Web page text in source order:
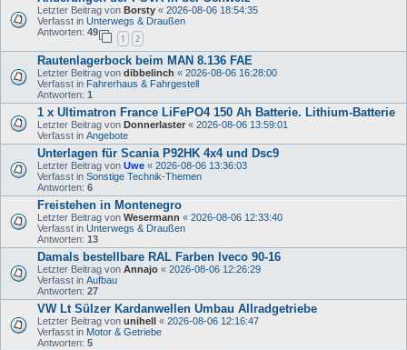
Letzter Beitrag von Borsty « 2026-08-06 18:54:35
Verfasst in Unterwegs & Draußen
Antworten: 49
1 2
Rautenlagerbock beim MAN 8.136 FAE
Letzter Beitrag von dibbelinch « 2026-08-06 16:28:00
Verfasst in Fahrerhaus & Fahrgestell
Antworten: 1
1 x Ultimatron France LiFePO4 150 Ah Batterie. Lithium-Batterie
Letzter Beitrag von Donnerlaster « 2026-08-06 13:59:01
Verfasst in Angebote
Unterlagen für Scania P92HK 4x4 und Dsc9
Letzter Beitrag von Uwe « 2026-08-06 13:36:03
Verfasst in Sonstige Technik-Themen
Antworten: 6
Freistehen in Montenegro
Letzter Beitrag von Wesermann « 2026-08-06 12:33:40
Verfasst in Unterwegs & Draußen
Antworten: 13
Damals bestellbare RAL Farben Iveco 90-16
Letzter Beitrag von Annajo « 2026-08-06 12:26:29
Verfasst in Aufbau
Antworten: 27
VW Lt Sülzer Kardanwellen Umbau Allradgetriebe
Letzter Beitrag von unihell « 2026-08-06 12:16:47
Verfasst in Motor & Getriebe
Antworten: 5